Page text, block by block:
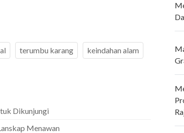
terumbu karang keindahan alam
Dikunjungi
Menawan